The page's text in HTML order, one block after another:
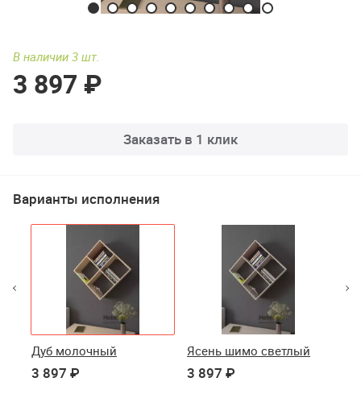
В наличии 3 шт.
3 897 ₽
Заказать в 1 клик
Варианты исполнения
Дуб молочный
3 897 ₽
Ясень шимо светлый
3 897 ₽